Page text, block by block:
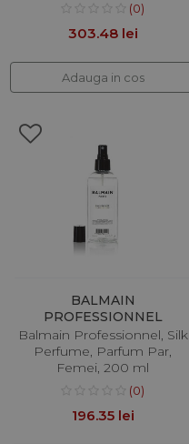
(0)
303.48 lei
Adauga in cos
BALMAIN
PROFESSIONNEL
Balmain Professionnel, Silk
Perfume, Parfum Par,
Femei, 200 ml
(0)
196.35 lei